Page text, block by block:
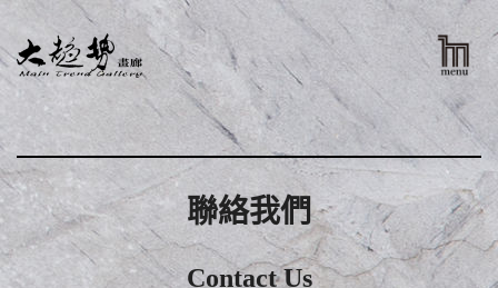
聯絡我們
Contact Us